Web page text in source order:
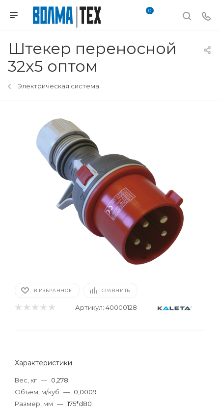
0
Штекер переносной
32х5 оптом
Электрическая система
В ИЗБРАННОЕ СРАВНИТЬ
Артикул: 40000128
Характеристики
Вес, кг — 0,278
Объем, м/куб — 0,0009
Размер, мм — 175*d80